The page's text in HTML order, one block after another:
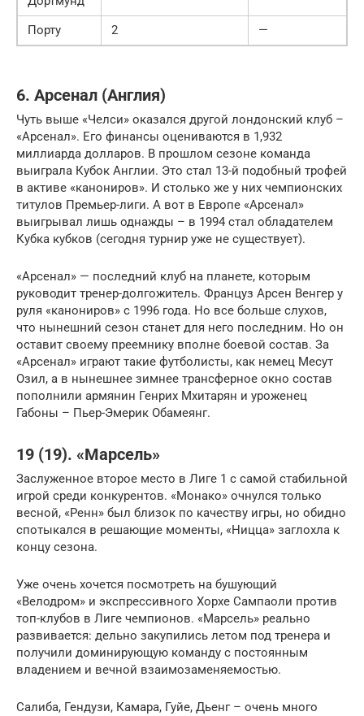
Порту 2 —
6. Арсенал (Англия)
Чуть выше «Челси» оказался другой лондонский клуб –
«Арсенал». Его финансы оцениваются в 1,932
миллиарда долларов. В прошлом сезоне команда
выиграла Кубок Англии. Это стал 13-й подобный трофей
в активе «канониров». И столько же у них чемпионских
титулов Премьер-лиги. А вот в Европе «Арсенал»
выигрывал лишь однажды – в 1994 стал обладателем
Кубка кубков (сегодня турнир уже не существует).
«Арсенал» — последний клуб на планете, которым
руководит тренер-долгожитель. Француз Арсен Венгер у
руля «канониров» с 1996 года. Но все больше слухов,
что нынешний сезон станет для него последним. Но он
оставит своему преемнику вполне боевой состав. За
«Арсенал» играют такие футболисты, как немец Месут
Озил, а в нынешнее зимнее трансферное окно состав
пополнили армянин Генрих Мхитарян и уроженец
Габоны – Пьер-Эмерик Обамеянг.
19 (19). «Марсель»
Заслуженное второе место в Лиге 1 с самой стабильной
игрой среди конкурентов. «Монако» очнулся только
весной, «Ренн» был близок по качеству игры, но обидно
спотыкался в решающие моменты, «Ницца» заглохла к
концу сезона.
Уже очень хочется посмотреть на бушующий
«Велодром» и экспрессивного Хорхе Сампаоли против
топ-клубов в Лиге чемпионов. «Марсель» реально
развивается: дельно закупились летом под тренера и
получили доминирующую команду с постоянным
владением и вечной взаимозаменяемостью.
Салиба, Гендузи, Камара, Гуйе, Дьенг – очень много